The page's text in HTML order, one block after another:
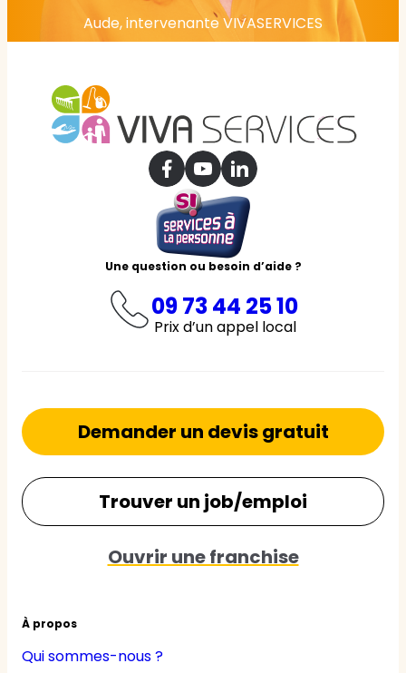
Aude, intervenante VIVASERVICES
Une question ou besoin d’aide ?
09 73 44 25 10
Prix d’un appel local
À propos
Qui sommes-nous ?
Demander un devis gratuit
Trouver un job/emploi
Ouvrir une franchise